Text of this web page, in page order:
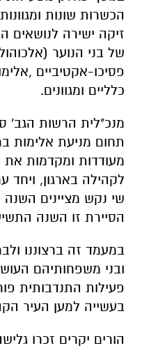
הכשרות שונות
זיקה ישירה לנושאים
של בני הנוער
פסיכו-אקטיביים
כלליים ומגוונים.
מנכ"לית הרשות הגב'
תחום מניעת אלימות
מעודדות ומקדמות
לקהילה בארגון, ויחד
שי נקש מציינים
הסיירת זו השנה
במעמד זה ברצוננו
ובני משפחותיהם
פעילות התנדבותית
בעשייה למען העיר
הורים יקרים זכרו